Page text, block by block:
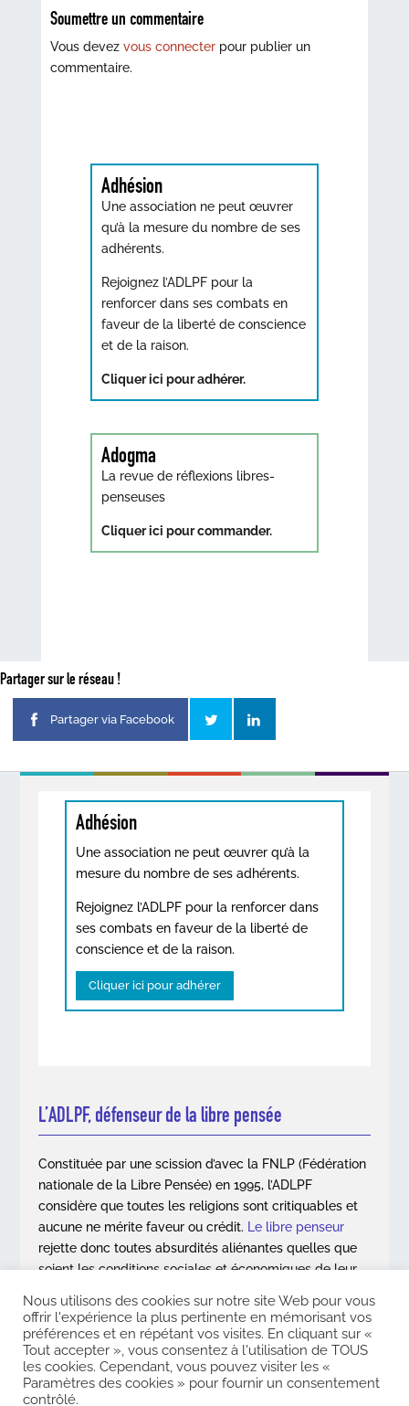
Soumettre un commentaire
Vous devez vous connecterpour publier un
commentaire.
Adhésion
Une association ne peut œuvrer
qu’à la mesure du nombre de ses
adhérents.
Rejoignez l’ADLPF pour la
renforcer dans ses combats en
faveur de la liberté de conscience
et de la raison.
Cliquer ici pour adhérer.
Adogma
La revue de réflexions libres-
penseuses
Cliquer ici pour commander.
Partager sur le réseau !
Partager via Facebook
Adhésion
Une association ne peut œuvrer qu’à la
mesure du nombre de ses adhérents.
Rejoignez l’ADLPF pour la renforcer dans
ses combats en faveur de la liberté de
conscience et de la raison.
Cliquer ici pour adhérer
L’ADLPF, défenseur de la libre pensée
Constituée par une scission d’avec la FNLP (Fédération
nationale de la Libre Pensée) en 1995, l’ADLPF
considère que toutes les religions sont critiquables et
aucune ne mérite faveur ou crédit. Le libre penseur
rejette donc toutes absurdités aliénantes quelles que
soient les conditions sociales et économiques de leur
En savoir plus
Nous utilisons des cookies sur notre site Web pour vous
offrir l'expérience la plus pertinente en mémorisant vos
préférences et en répétant vos visites. En cliquant sur «
Tout accepter », vous consentez à l'utilisation de TOUS
les cookies. Cependant, vous pouvez visiter les «
Paramètres des cookies » pour fournir un consentement
contrôlé.